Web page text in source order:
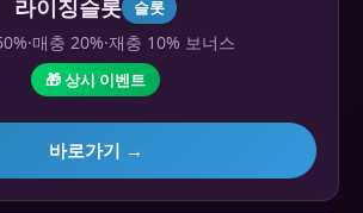
라이징슬롯 슬롯
매충 20%·재충 10% 보너스
🎁 상시 이벤트
바로가기 →